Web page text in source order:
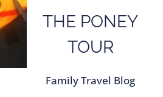
THE PONEY
TOUR
Family Travel Blog